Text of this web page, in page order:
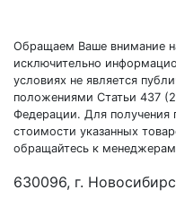
Обращаем Ваше внимание
исключительно
условиях не является
положениями Статьи 437
Федерации. Для
стоимости указанных
обращайтесь к
630096, г.